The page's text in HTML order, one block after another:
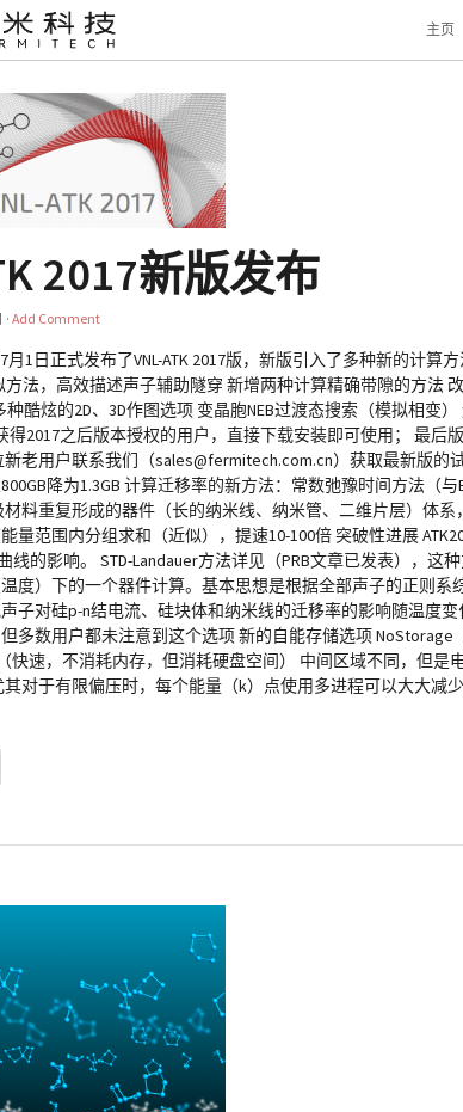
主页
2017新版发布
·Add Comment
月1日正式发布了VNL-ATK 2017版，新版引入了多种新的计
方法，高效描述声子辅助隧穿 新增两种计算精确带隙的方法
种酷炫的2D、3D作图选项 变晶胞NEB过渡态搜索（模拟相变
得2017之后版本授权的用户，直接下载安装即可使用； 最
老用户联系我们（sales@fermitech.com.cn）获取最新版
降为1.3GB 计算迁移率的新方法：常数弛豫时间方法
料重复形成的器件（长的纳米线、纳米管、二维片层）体
量范围内分组求和（近似），提速10-100倍 突破性进展
线的影响。 STD-Landauer方法详见（PRB文章已发表），
度）下的一个器件计算。基本思想是根据全部声子的正则
子对硅p-n结电流、硅块体和纳米线的迁移率的影响随温度
多数用户都未注意到这个选项 新的自能存储选项
快速，不消耗内存，但消耗硬盘空间） 中间区域不同，但
对于有限偏压时，每个能量（k）点使用多进程可以大大减